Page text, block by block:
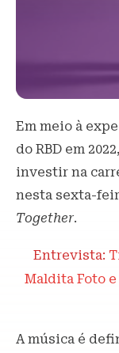
Em meio à
do RBD em
investir na
nesta sexta-
Together.
Entrevista:
Maldita Foto
A música é